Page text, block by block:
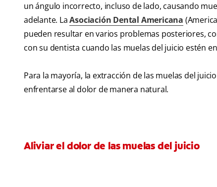
un ángulo incorrecto, incluso de lado, causando
adelante. LaAsociación Dental Americana
pueden resultar en varios problemas posteriores,
con su dentista cuando las muelas del juicio estén
Para la mayoría, la extracción de las muelas del
enfrentarse al dolor de manera natural.
Aliviar el dolor de las muelas del juicio